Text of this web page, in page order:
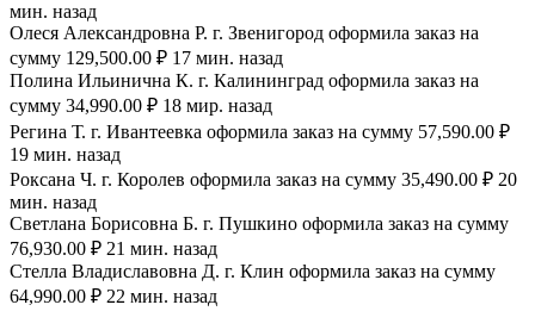
мин. назад
Олеся Александровна Р. г. Звенигород оформила заказ на
сумму 129,500.00 ₽ 17 мин. назад
Полина Ильинична К. г. Калининград оформила заказ на
сумму 34,990.00 ₽ 18 мир. назад
Регина Т. г. Ивантеевка оформила заказ на сумму 57,590.00 ₽
19 мин. назад
Роксана Ч. г. Королев оформила заказ на сумму 35,490.00 ₽ 20
мин. назад
Светлана Борисовна Б. г. Пушкино оформила заказ на сумму
76,930.00 ₽ 21 мин. назад
Стелла Владиславовна Д. г. Клин оформила заказ на сумму
64,990.00 ₽ 22 мин. назад